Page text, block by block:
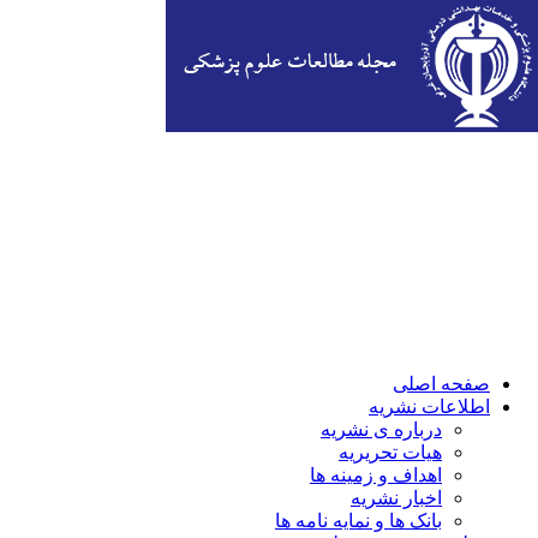
صفحه اصلی
اطلاعات نشریه
درباره ی نشریه
هیات تحریریه
اهداف و زمینه ها
اخبار نشریه
بانک ها و نمایه نامه ها